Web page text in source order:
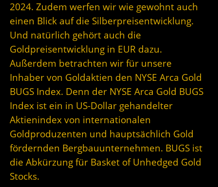
2024. Zudem werfen wir wie gewohnt auch
einen Blick auf die Silberpreisentwicklung.
Und natürlich gehört auch die
Goldpreisentwicklung in EUR dazu.
Außerdem betrachten wir für unsere
Inhaber von Goldaktien den NYSE Arca Gold
BUGS Index. Denn der NYSE Arca Gold BUGS
Index ist ein in US-Dollar gehandelter
Aktienindex von internationalen
Goldproduzenten und hauptsächlich Gold
fördernden Bergbauunternehmen. BUGS ist
die Abkürzung für Basket of Unhedged Gold
Stocks.